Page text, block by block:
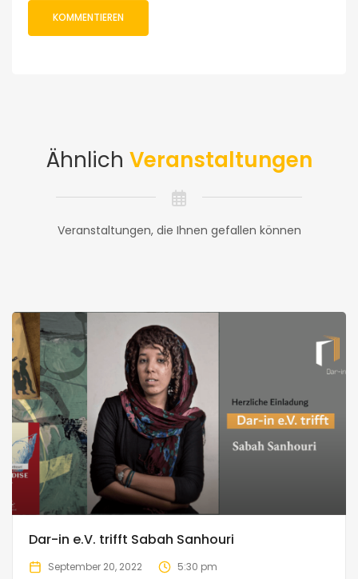
Ähnlich Veranstaltungen
Veranstaltungen, die Ihnen gefallen können
Dar-in e.V. trifft Sabah Sanhouri
September 20, 2022 5:30 pm